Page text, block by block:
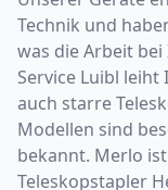
Technik und
was die Arbeit
Service Luibl
auch starre
Modellen sind
bekannt. Merlo
Teleskopstapler